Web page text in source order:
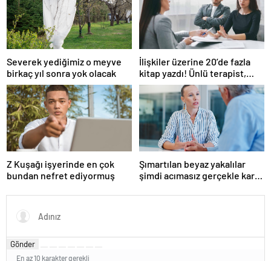
Severek yediğimiz o meyve
birkaç yıl sonra yok olacak
İlişkiler üzerine 20’de fazla
kitap yazdı! Ünlü terapist,
boşanmaların gerçek
suçlularını açıklıyor
Z Kuşağı işyerinde en çok
bundan nefret ediyormuş
Şımartılan beyaz yakalılar
şimdi acımasız gerçekle karşı
Gönder
En az 10 karakter gerekli